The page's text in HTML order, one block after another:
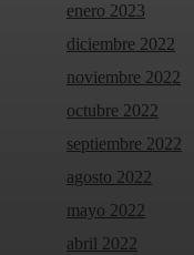
enero 2023
diciembre 2022
noviembre 2022
octubre 2022
septiembre 2022
agosto 2022
mayo 2022
abril 2022